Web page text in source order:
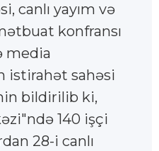
canlı yayım və
konfransı
media
istirahət sahəsi
bildirilib ki,
140 işçi
28-i canlı